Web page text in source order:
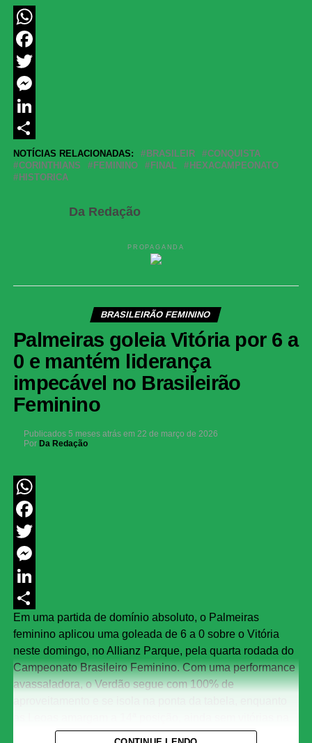
WhatsApp
Facebook
Twitter
Messenger
LinkedIn
Share
NOTÍCIAS RELACIONADAS: BRASILEIR
CONQUISTA
CORINTHIANS
FEMININO FINAL
HEXACAMPEONATO
HISTORICA
Da Redação
PROPAGANDA
BRASILEIRÃO FEMININO
Palmeiras goleia Vitória por 6 a
0 e mantém liderança
impecável no Brasileirão
Feminino
Publicados 5 meses atrás em 22 de março de 2026
Por Da Redação
WhatsApp
Facebook
Twitter
Messenger
LinkedIn
Share
Em uma partida de domínio absoluto, o Palmeiras
feminino aplicou uma goleada de 6 a 0 sobre o Vitória
neste domingo, no Allianz Parque, pela quarta rodada do
Campeonato Brasileiro Feminino. Com uma performance
avassaladora, o Verdão segue com 100% de
competição.